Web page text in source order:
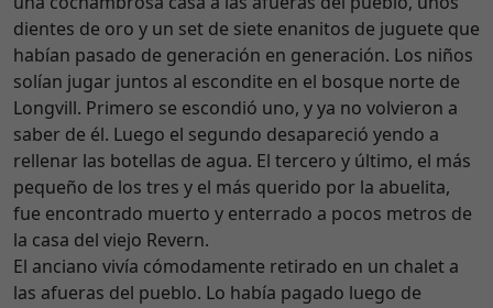
dientes de oro y un set de siete enanitos de juguete que
habían pasado de generación en generación. Los niños
solían jugar juntos al escondite en el bosque norte de
Longvill. Primero se escondió uno, y ya no volvieron a
saber de él. Luego el segundo desapareció yendo a
rellenar las botellas de agua. El tercero y último, el más
pequeño de los tres y el más querido por la abuelita,
fue encontrado muerto y enterrado a pocos metros de
la casa del viejo Revern.
El anciano vivía cómodamente retirado en un chalet a
las afueras del pueblo. Lo había pagado luego de